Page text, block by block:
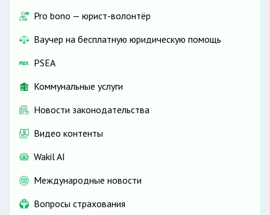
Pro bono — юрист-волонтёр
Ваучер на бесплатную юридическую помощь
PSEA
Коммунальные услуги
Новости законодательства
Видео контенты
Wakil AI
Международные новости
Вопросы страхования